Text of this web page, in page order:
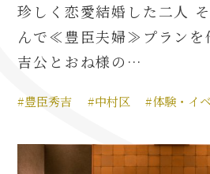
家康グルメ・土産 一覧
名古屋＜家康＞観光モデル
前田利家と名古屋の関
珍しく恋愛結婚した二人
んで≪豊臣夫婦≫プランを
吉公とおね様の…
#豊臣秀吉 #中村区 #体験・イ